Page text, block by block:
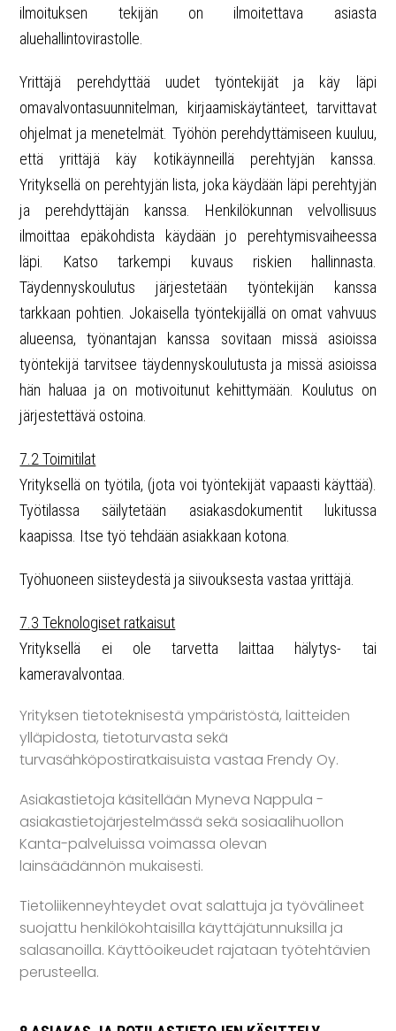
ilmoituksen tekijän on ilmoitettava asiasta
aluehallintovirastolle.
Yrittäjä perehdyttää uudet työntekijät ja käy läpi
omavalvontasuunnitelman, kirjaamiskäytänteet, tarvittavat
ohjelmat ja menetelmät. Työhön perehdyttämiseen kuuluu,
että yrittäjä käy kotikäynneillä perehtyjän kanssa.
Yrityksellä on perehtyjän lista, joka käydään läpi perehtyjän
ja perehdyttäjän kanssa. Henkilökunnan velvollisuus
ilmoittaa epäkohdista käydään jo perehtymisvaiheessa
läpi. Katso tarkempi kuvaus riskien hallinnasta.
Täydennyskoulutus järjestetään työntekijän kanssa
tarkkaan pohtien. Jokaisella työntekijällä on omat vahvuus
alueensa, työnantajan kanssa sovitaan missä asioissa
työntekijä tarvitsee täydennyskoulutusta ja missä asioissa
hän haluaa ja on motivoitunut kehittymään. Koulutus on
järjestettävä ostoina.
7.2 Toimitilat
Yrityksellä on työtila, (jota voi työntekijät vapaasti käyttää).
Työtilassa säilytetään asiakasdokumentit lukitussa
kaapissa. Itse työ tehdään asiakkaan kotona.
Työhuoneen siisteydestä ja siivouksesta vastaa yrittäjä.
7.3 Teknologiset ratkaisut
Yrityksellä ei ole tarvetta laittaa hälytys- tai
kameravalvontaa.
Yrityksen tietoteknisestä ympäristöstä, laitteiden
ylläpidosta, tietoturvasta sekä
turvasähköpostiratkaisuista vastaa Frendy Oy.
Asiakastietoja käsitellään Myneva Nappula -
asiakastietojärjestelmässä sekä sosiaalihuollon
Kanta-palveluissa voimassa olevan
lainsäädännön mukaisesti.
Tietoliikenneyhteydet ovat salattuja ja työvälineet
suojattu henkilökohtaisilla käyttäjätunnuksilla ja
salasanoilla. Käyttöoikeudet rajataan työtehtävien
perusteella.